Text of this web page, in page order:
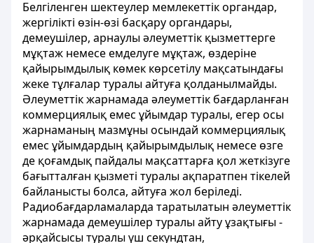
Белгіленген шектеулер мемлекеттік органдар,
жергілікті өзін-өзі басқару органдары,
демеушілер, арнаулы әлеуметтік қызметтерге
мұқтаж немесе емделуге мұқтаж, өздеріне
қайырымдылық көмек көрсетілу мақсатындағы
жеке тұлғалар туралы айтуға қолданылмайды.
Әлеуметтік жарнамада әлеуметтік бағдарланған
коммерциялық емес ұйымдар туралы, егер осы
жарнаманың мазмұны осындай коммерциялық
емес ұйымдардың қайырымдылық немесе өзге
де қоғамдық пайдалы мақсаттарға қол жеткізуге
бағытталған қызметі туралы ақпаратпен тікелей
байланысты болса, айтуға жол беріледі.
Радиобағдарламаларда таратылатын әлеуметтік
жарнамада демеушілер туралы айту ұзақтығы -
әрқайсысы туралы үш секундтан,